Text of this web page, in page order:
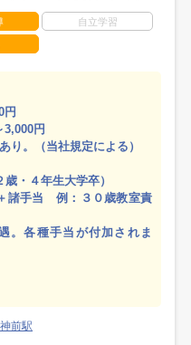
自立学習
円
3,000円
り。（当社規定による）
・４年生大学卒）
諸手当 例：３０歳教室責
。各種手当が付加されま
前駅